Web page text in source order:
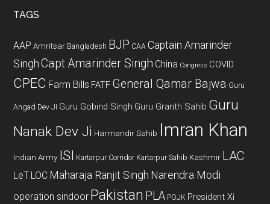
TAGS
AAP Amritsar Bangladesh BJP CAA Captain Amarinder
Singh Capt Amarinder Singh China Congress COVID
CPEC Farm Bills FATF General Qamar Bajwa Guru
Angad Dev JI Guru Gobind Singh Guru Granth Sahib Guru
Nanak Dev Ji Harmandir Sahib Imran Khan
Indian Army ISI Kartarpur Corridor Kartarpur Sahib Kashmir LAC
LeT LOC Maharaja Ranjit Singh Narendra Modi
operation sindoor Pakistan PLA POJK President Xi